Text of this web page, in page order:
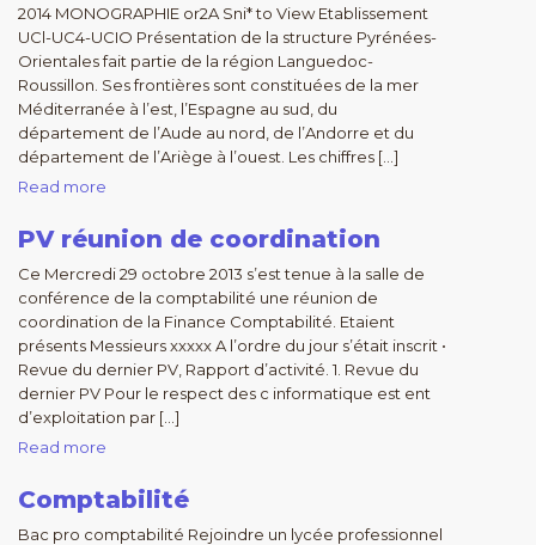
2014 MONOGRAPHIE or2A Sni* to View Etablissement
UCl-UC4-UCIO Présentation de la structure Pyrénées-
Orientales fait partie de la région Languedoc-
Roussillon. Ses frontières sont constituées de la mer
Méditerranée à l’est, l’Espagne au sud, du
département de l’Aude au nord, de l’Andorre et du
département de l’Ariège à l’ouest. Les chiffres […]
Read more
PV réunion de coordination
Ce Mercredi 29 octobre 2013 s’est tenue à la salle de
conférence de la comptabilité une réunion de
coordination de la Finance Comptabilité. Etaient
présents Messieurs xxxxx A l’ordre du jour s’était inscrit •
Revue du dernier PV, Rapport d’activité. 1. Revue du
dernier PV Pour le respect des c informatique est ent
d’exploitation par […]
Read more
Comptabilité
Bac pro comptabilité Rejoindre un lycée professionnel